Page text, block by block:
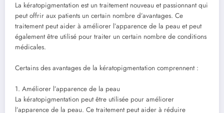
La kératopigmentation est un traitement nouveau et passionnant qui
peut offrir aux patients un certain nombre d’avantages. Ce
traitement peut aider à améliorer l’apparence de la peau et peut
également être utilisé pour traiter un certain nombre de conditions
médicales.
Certains des avantages de la kératopigmentation comprennent :
1. Améliorer l’apparence de la peau
La kératopigmentation peut être utilisée pour améliorer
l’apparence de la peau. Ce traitement peut aider à réduire